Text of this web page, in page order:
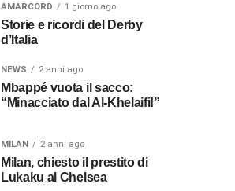
AMARCORD 1 giorno ago
Storie e ricordi del Derby
d’Italia
NEWS 2 anni ago
Mbappé vuota il sacco:
“Minacciato dal Al-Khelaifi!”
MILAN 2 anni ago
Milan, chiesto il prestito di
Lukaku al Chelsea